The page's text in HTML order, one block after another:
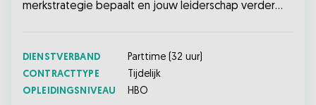
merkstrategie bepaalt en jouw leiderschap verder
DIENSTVERBAND Parttime (32 uur)
CONTRACTTYPE
Tijdelijk
OPLEIDINGSNIVEAU
HBO